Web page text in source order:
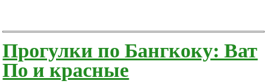
Прогулки по Бангкоку: Ват
По и красные